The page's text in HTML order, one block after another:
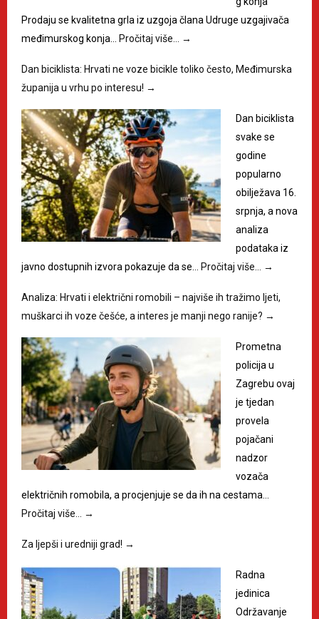
Prodaju se kvalitetna grla iz uzgoja člana Udruge uzgajivača
međimurskog konja… Pročitaj više… →
Dan biciklista: Hrvati ne voze bicikle toliko često, Međimurska
županija u vrhu po interesu! →
Dan biciklista
svake se
godine
popularno
obilježava 16.
srpnja, a nova
analiza
podataka iz
javno dostupnih izvora pokazuje da se… Pročitaj više… →
Analiza: Hrvati i električni romobili – najviše ih tražimo ljeti,
muškarci ih voze češće, a interes je manji nego ranije? →
Prometna
policija u
Zagrebu ovaj
je tjedan
provela
pojačani
nadzor
vozača
električnih romobila, a procjenjuje se da ih na cestama…
Pročitaj više… →
Za ljepši i uredniji grad! →
Radna
jedinica
Održavanje